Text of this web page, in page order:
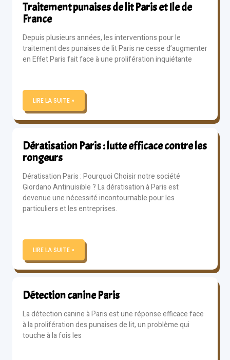
Traitement punaises de lit Paris et Ile de
France
Depuis plusieurs années, les interventions pour le
traitement des punaises de lit Paris ne cesse d’augmenter
en Effet Paris fait face à une prolifération inquiétante
LIRE LA SUITE »
Dératisation Paris : lutte efficace contre les
rongeurs
Dératisation Paris : Pourquoi Choisir notre société
Giordano Antinuisible ? La dératisation à Paris est
devenue une nécessité incontournable pour les
particuliers et les entreprises.
LIRE LA SUITE »
Détection canine Paris
La détection canine à Paris est une réponse efficace face
à la prolifération des punaises de lit, un problème qui
touche à la fois les